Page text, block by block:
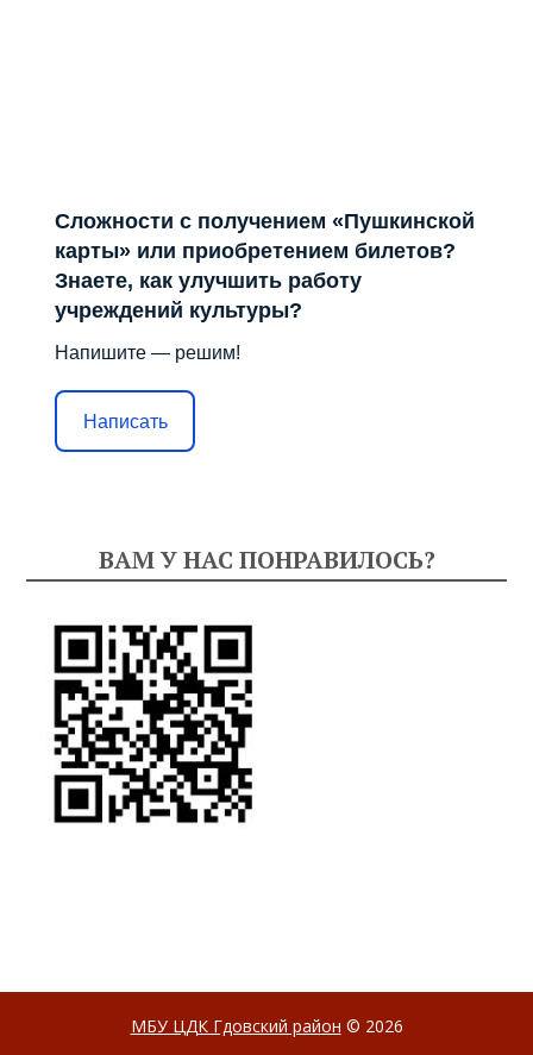
Сложности с получением «Пушкинской
карты» или приобретением билетов?
Знаете, как улучшить работу
учреждений культуры?
Напишите — решим!
Написать
ВАМ У НАС ПОНРАВИЛОСЬ?
МБУ ЦДК Гдовский район © 2026